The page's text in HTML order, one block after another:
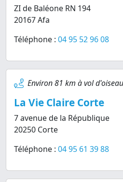
ZI de Baléone RN 194
20167 Afa
Téléphone : 04 95 52 96 08
Environ 81 km à vol
La Vie Claire Corte
7 avenue de la République
20250 Corte
Téléphone : 04 95 61 39 88